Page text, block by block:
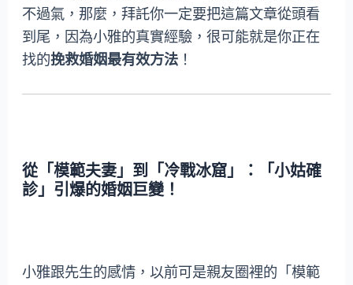
不過氣，那麼，拜託你一定要把這篇文章從頭看
到尾，因為小雅的真實經驗，很可能就是你正在
找的挽救婚姻最有效方法 ！
從「模範夫妻」到「冷戰冰窟」：「小姑確
診」引爆的婚姻巨變！
小雅跟先生的感情，以前可是親友圈裡的「模範